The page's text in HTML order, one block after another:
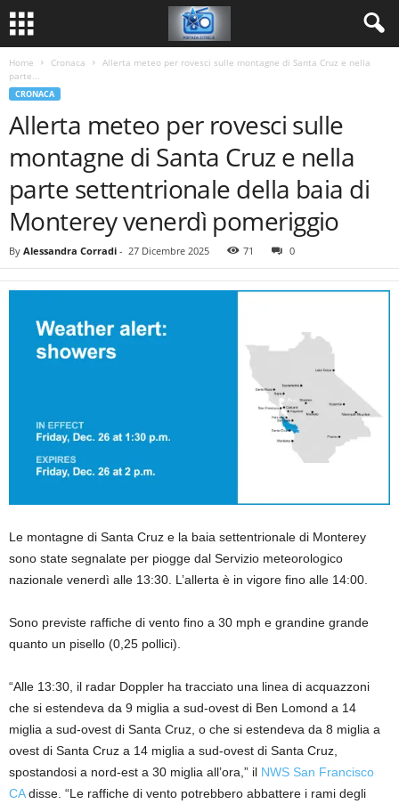
Home Cronaca
Allerta meteo per rovesci sulle montagne di Santa Cruz e nella
parte...
CRONACA
Allerta meteo per rovesci sulle
montagne di Santa Cruz e nella
parte settentrionale della baia di
Monterey venerdì pomeriggio
By Alessandra Corradi - 27 Dicembre 2025 71 0
Le montagne di Santa Cruz e la baia settentrionale di Monterey
sono state segnalate per piogge dal Servizio meteorologico
nazionale venerdì alle 13:30. L’allerta è in vigore fino alle 14:00.
Sono previste raffiche di vento fino a 30 mph e grandine grande
quanto un pisello (0,25 pollici).
“Alle 13:30, il radar Doppler ha tracciato una linea di acquazzoni
che si estendeva da 9 miglia a sud-ovest di Ben Lomond a 14
miglia a sud-ovest di Santa Cruz, o che si estendeva da 8 miglia a
ovest di Santa Cruz a 14 miglia a sud-ovest di Santa Cruz,
spostandosi a nord-est a 30 miglia all’ora,” il NWS San Francisco
CAdisse. “Le raffiche di vento potrebbero abbattere i rami degli